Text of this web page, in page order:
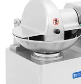
v gastronomii
zeleniny,
efektivního a
integrovat do
na spodní